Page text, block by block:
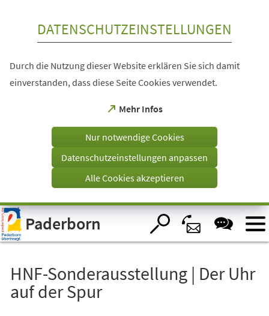
Visuelle
Assistenzsoftware
öffnen.
DATENSCHUTZEINSTELLUNGEN
Durch die Nutzung dieser Website erklären Sie sich damit
einverstanden, dass diese Seite Cookies verwendet.
Mehr Infos
(Öffnet
einem
Tab)
Nur notwendige Cookies
Datenschutzeinstellungen anpassen
Alle Cookies akzeptieren
Paderborn
HNF-Sonderausstellung | Der Uhr
auf der Spur